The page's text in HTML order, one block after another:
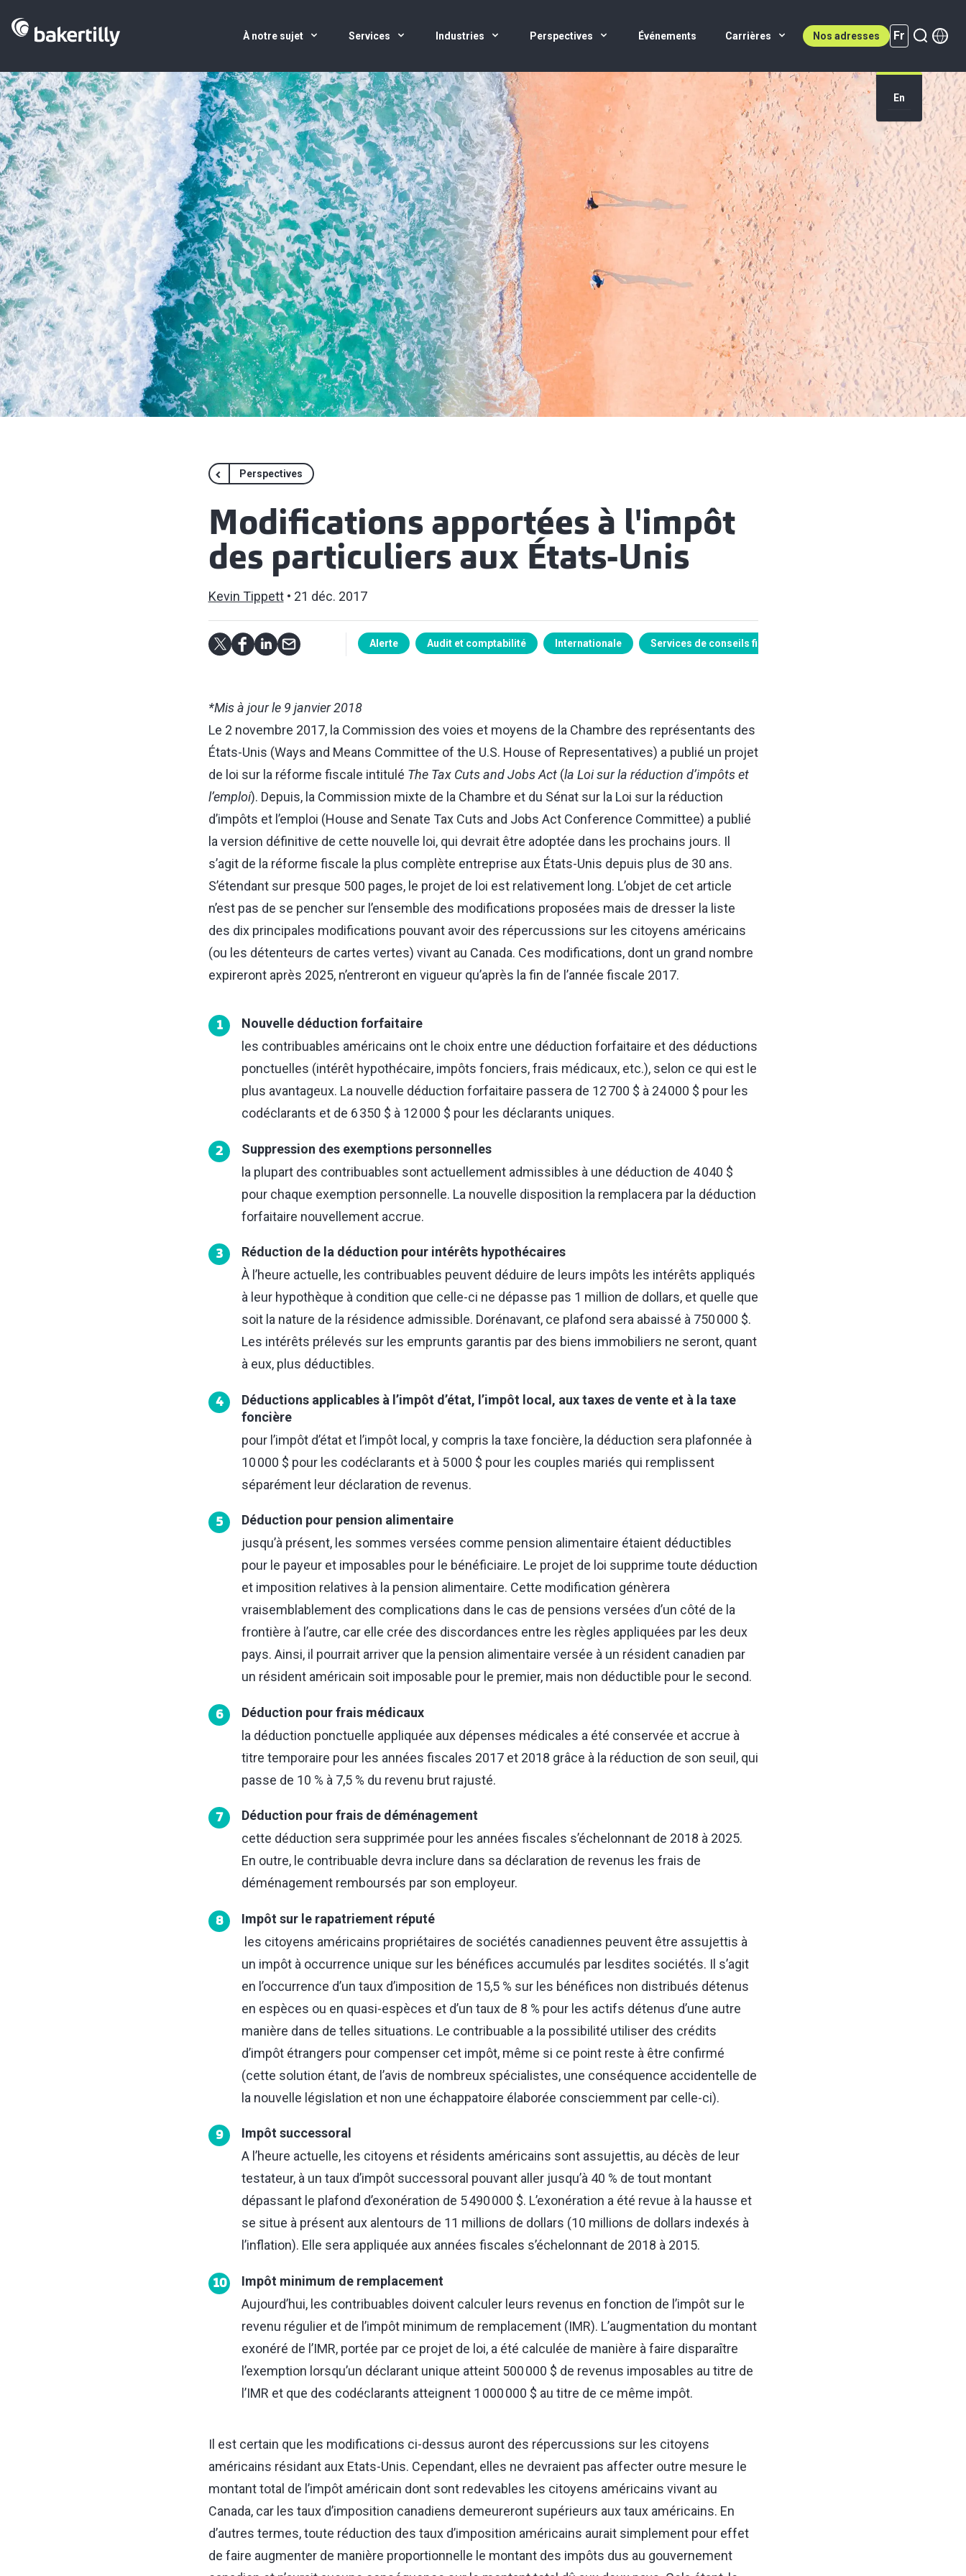
À notre sujet Services Industries Perspectives Événements Carrières Nos adresses Fr
En
Fr (active)
Perspectives
Modifications apportées à l'impôt
des particuliers aux États-Unis
Kevin Tippett 21 déc. 2017
Alerte Audit et comptabilité Internationale Services de conseils fiscaux
*Mis à jour le 9 janvier 2018
Le 2 novembre 2017, la Commission des voies et moyens de la Chambre des représentants des
États-Unis (Ways and Means Committee of the U.S. House of Representatives) a publié un projet
de loi sur la réforme fiscale intitulé The Tax Cuts and Jobs Act(la Loi sur la réduction d’impôts et
l’emploi). Depuis, la Commission mixte de la Chambre et du Sénat sur la Loi sur la réduction
d’impôts et l’emploi (House and Senate Tax Cuts and Jobs Act Conference Committee) a publié
la version définitive de cette nouvelle loi, qui devrait être adoptée dans les prochains jours. Il
s’agit de la réforme fiscale la plus complète entreprise aux États-Unis depuis plus de 30 ans.
S’étendant sur presque 500 pages, le projet de loi est relativement long. L’objet de cet article
n’est pas de se pencher sur l’ensemble des modifications proposées mais de dresser la liste
des dix principales modifications pouvant avoir des répercussions sur les citoyens américains
(ou les détenteurs de cartes vertes) vivant au Canada. Ces modifications, dont un grand nombre
expireront après 2025, n’entreront en vigueur qu’après la fin de l’année fiscale 2017.
1
Nouvelle déduction forfaitaire
les contribuables américains ont le choix entre une déduction forfaitaire et des déductions
ponctuelles (intérêt hypothécaire, impôts fonciers, frais médicaux, etc.), selon ce qui est le
plus avantageux. La nouvelle déduction forfaitaire passera de 12 700 $ à 24 000 $ pour les
codéclarants et de 6 350 $ à 12 000 $ pour les déclarants uniques.
2
Suppression des exemptions personnelles
la plupart des contribuables sont actuellement admissibles à une déduction de 4 040 $
pour chaque exemption personnelle. La nouvelle disposition la remplacera par la déduction
forfaitaire nouvellement accrue.
3
Réduction de la déduction pour intérêts hypothécaires
À l’heure actuelle, les contribuables peuvent déduire de leurs impôts les intérêts appliqués
à leur hypothèque à condition que celle-ci ne dépasse pas 1 million de dollars, et quelle que
soit la nature de la résidence admissible. Dorénavant, ce plafond sera abaissé à 750 000 $.
Les intérêts prélevés sur les emprunts garantis par des biens immobiliers ne seront, quant
à eux, plus déductibles.
4
Déductions applicables à l’impôt d’état, l’impôt local, aux taxes de vente et à la taxe
foncière
pour l’impôt d’état et l’impôt local, y compris la taxe foncière, la déduction sera plafonnée à
10 000 $ pour les codéclarants et à 5 000 $ pour les couples mariés qui remplissent
séparément leur déclaration de revenus.
5
Déduction pour pension alimentaire
jusqu’à présent, les sommes versées comme pension alimentaire étaient déductibles
pour le payeur et imposables pour le bénéficiaire. Le projet de loi supprime toute déduction
et imposition relatives à la pension alimentaire. Cette modification génèrera
vraisemblablement des complications dans le cas de pensions versées d’un côté de la
frontière à l’autre, car elle crée des discordances entre les règles appliquées par les deux
pays. Ainsi, il pourrait arriver que la pension alimentaire versée à un résident canadien par
un résident américain soit imposable pour le premier, mais non déductible pour le second.
6
Déduction pour frais médicaux
la déduction ponctuelle appliquée aux dépenses médicales a été conservée et accrue à
titre temporaire pour les années fiscales 2017 et 2018 grâce à la réduction de son seuil, qui
passe de 10 % à 7,5 % du revenu brut rajusté.
7
Déduction pour frais de déménagement
cette déduction sera supprimée pour les années fiscales s’échelonnant de 2018 à 2025.
En outre, le contribuable devra inclure dans sa déclaration de revenus les frais de
déménagement remboursés par son employeur.
8
Impôt sur le rapatriement réputé
les citoyens américains propriétaires de sociétés canadiennes peuvent être assujettis à
un impôt à occurrence unique sur les bénéfices accumulés par lesdites sociétés. Il s’agit
en l’occurrence d’un taux d’imposition de 15,5 % sur les bénéfices non distribués détenus
en espèces ou en quasi-espèces et d’un taux de 8 % pour les actifs détenus d’une autre
manière dans de telles situations. Le contribuable a la possibilité utiliser des crédits
d’impôt étrangers pour compenser cet impôt, même si ce point reste à être confirmé
(cette solution étant, de l’avis de nombreux spécialistes, une conséquence accidentelle de
la nouvelle législation et non une échappatoire élaborée consciemment par celle-ci).
9
Impôt successoral
A l’heure actuelle, les citoyens et résidents américains sont assujettis, au décès de leur
testateur, à un taux d’impôt successoral pouvant aller jusqu’à 40 % de tout montant
dépassant le plafond d’exonération de 5 490 000 $. L’exonération a été revue à la hausse et
se situe à présent aux alentours de 11 millions de dollars (10 millions de dollars indexés à
l’inflation). Elle sera appliquée aux années fiscales s’échelonnant de 2018 à 2015.
10
Impôt minimum de remplacement
Aujourd’hui, les contribuables doivent calculer leurs revenus en fonction de l’impôt sur le
revenu régulier et de l’impôt minimum de remplacement (IMR). L’augmentation du montant
exonéré de l’IMR, portée par ce projet de loi, a été calculée de manière à faire disparaître
l’exemption lorsqu’un déclarant unique atteint 500 000 $ de revenus imposables au titre de
l’IMR et que des codéclarants atteignent 1 000 000 $ au titre de ce même impôt.
Il est certain que les modifications ci-dessus auront des répercussions sur les citoyens
américains résidant aux Etats-Unis. Cependant, elles ne devraient pas affecter outre mesure le
montant total de l’impôt américain dont sont redevables les citoyens américains vivant au
Canada, car les taux d’imposition canadiens demeureront supérieurs aux taux américains. En
d’autres termes, toute réduction des taux d’imposition américains aurait simplement pour effet
de faire augmenter de manière proportionnelle le montant des impôts dus au gouvernement